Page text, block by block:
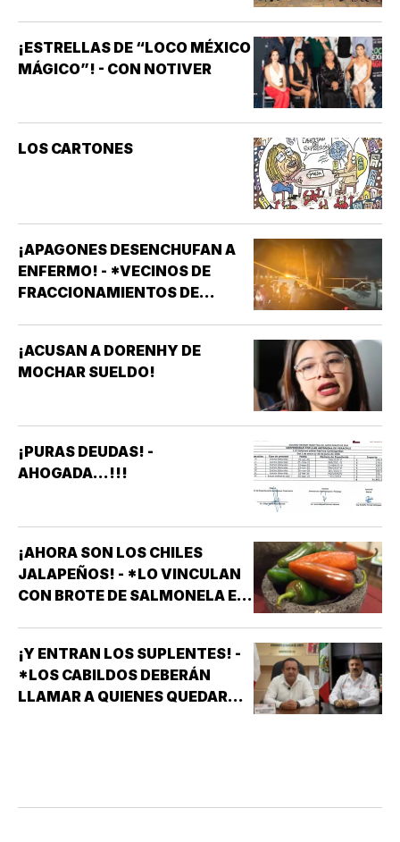
¡ESTRELLAS DE “LOCO MÉXICO
MÁGICO”! - CON NOTIVER
LOS CARTONES
¡APAGONES DESENCHUFAN A
ENFERMO! - *VECINOS DE
FRACCIONAMIENTOS DE
AFECTAN ELEVADORES,
TRATAMIENTOS MÉDICOS Y
¡ACUSAN A DORENHY DE
MOCHAR SUELDO!
¡PURAS DEUDAS! -
AHOGADA...!!!
¡AHORA SON LOS CHILES
JALAPEÑOS! - *LO VINCULAN
CON BROTE DE SALMONELA EN
¡Y ENTRAN LOS SUPLENTES! -
*LOS CABILDOS DEBERÁN
LLAMAR A QUIENES QUEDARON